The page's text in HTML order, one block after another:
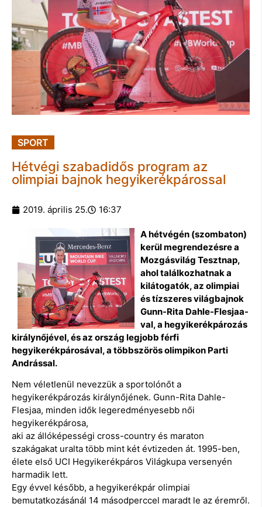
SPORT
Hétvégi szabadidős program az
olimpiai bajnok hegyikerékpárossal
2019. április 25. 16:37
A hétvégén (szombaton)
kerül megrendezésre a
Mozgásvilág Tesztnap,
ahol találkozhatnak a
kilátogatók, az olimpiai
és tízszeres világbajnok
Gunn-Rita Dahle-Flesjaa-
val, a hegyikerékpározás
királynőjével, és az ország legjobb férfi
hegyikerékpárosával, a többszörös olimpikon Parti
Andrással.
Nem véletlenül nevezzük a sportolónőt a
hegyikerékpározás királynőjének. Gunn-Rita Dahle-
Flesjaa, minden idők legeredményesebb női
hegyikerékpárosa,
aki az állóképességi cross-country és maraton
szakágakat uralta több mint két évtizeden át. 1995-ben,
élete első UCI Hegyikerékpáros Világkupa versenyén
harmadik lett.
Egy évvel később, a hegyikerékpár olimpiai
bemutatkozásánál 14 másodperccel maradt le az éremről.